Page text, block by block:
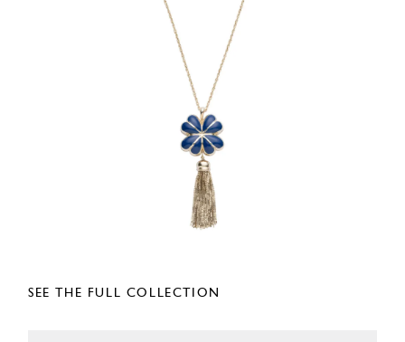
SEE THE FULL COLLECTION